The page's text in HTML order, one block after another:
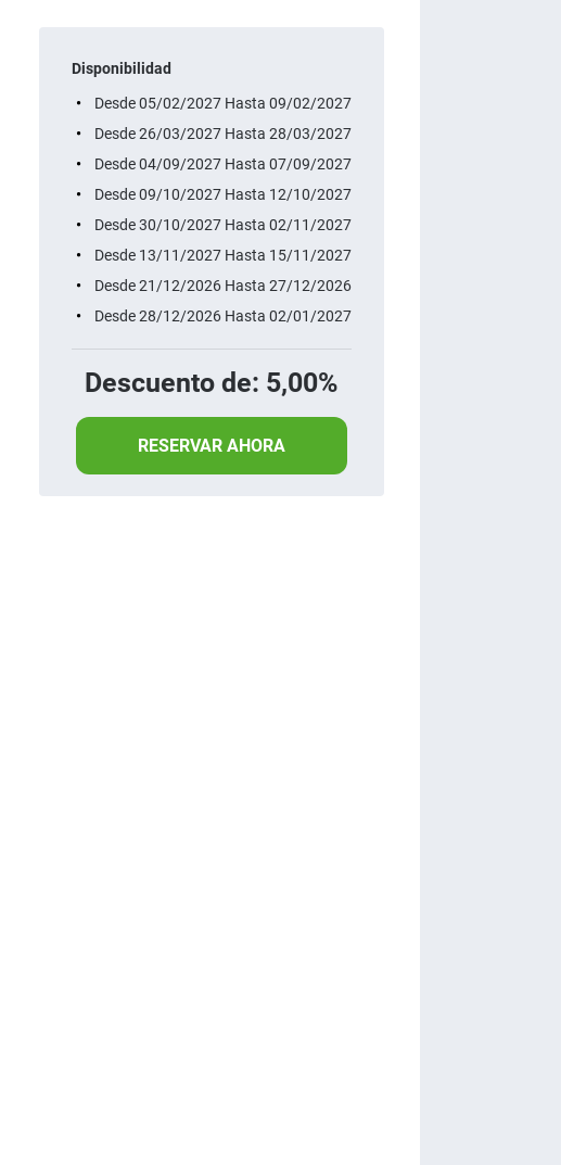
Disponibilidad
Desde 05/02/2027 Hasta 09/02/2027
Desde 26/03/2027 Hasta 28/03/2027
Desde 04/09/2027 Hasta 07/09/2027
Desde 09/10/2027 Hasta 12/10/2027
Desde 30/10/2027 Hasta 02/11/2027
Desde 13/11/2027 Hasta 15/11/2027
Desde 21/12/2026 Hasta 27/12/2026
Desde 28/12/2026 Hasta 02/01/2027
Descuento de: 5,00%
RESERVAR AHORA